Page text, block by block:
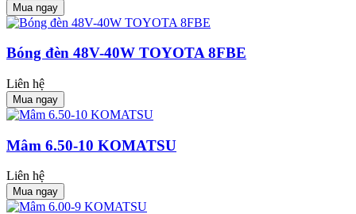
Mua ngay
Bóng đèn 48V-40W TOYOTA 8FBE
Liên hệ
Mua ngay
Mâm 6.50-10 KOMATSU
Liên hệ
Mua ngay